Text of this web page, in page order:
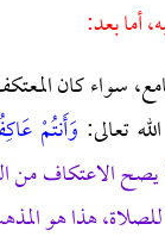
أما بعد:
كان
تعالى: وَأَنتُمْ
يصح الاعتكاف من
هذا هو